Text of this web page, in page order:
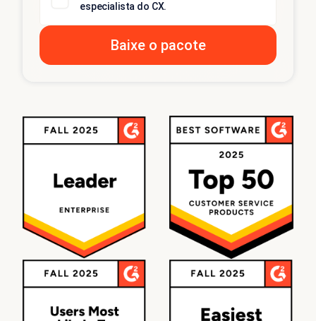
especialista do CX.